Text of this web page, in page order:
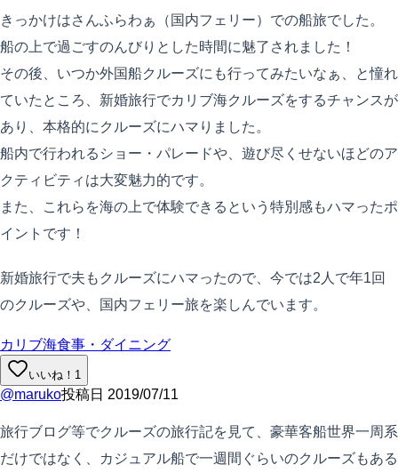
きっかけはさんふらわぁ（国内フェリー）での船旅でした。
船の上で過ごすのんびりとした時間に魅了されました！
その後、いつか外国船クルーズにも行ってみたいなぁ、と憧れ
ていたところ、新婚旅行でカリブ海クルーズをするチャンスが
あり、本格的にクルーズにハマりました。
船内で行われるショー・パレードや、遊び尽くせないほどのア
クティビティは大変魅力的です。
また、これらを海の上で体験できるという特別感もハマったポ
イントです！
新婚旅行で夫もクルーズにハマったので、今では2人で年1回
のクルーズや、国内フェリー旅を楽しんでいます。
カリブ海食事・ダイニング
いいね！ 1
@maruko投稿日 2019/07/11
旅行ブログ等でクルーズの旅行記を見て、豪華客船世界一周系
だけではなく、カジュアル船で一週間ぐらいのクルーズもある